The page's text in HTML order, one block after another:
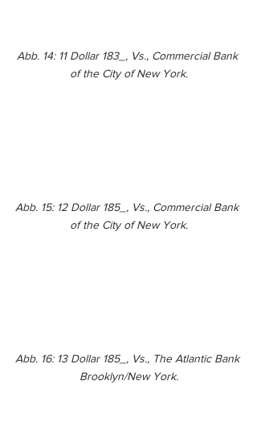
Abb. 14: 11 Dollar 183_, Vs., Commercial Bank
of the City of New York.
Abb. 15: 12 Dollar 185_, Vs., Commercial Bank
of the City of New York.
Abb. 16: 13 Dollar 185_, Vs., The Atlantic Bank
Brooklyn/New York.